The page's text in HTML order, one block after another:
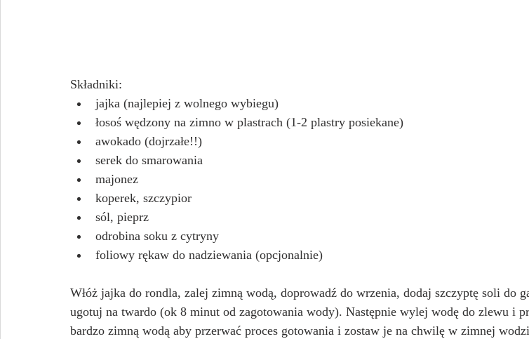
Składniki:
jajka (najlepiej z wolnego wybiegu)
łosoś wędzony na zimno w plastrach (1-2 plastry posiekane)
awokado (dojrzałe!!)
serek do smarowania
majonez
koperek, szczypior
sól, pieprz
odrobina soku z cytryny
foliowy rękaw do nadziewania (opcjonalnie)
Włóż jajka do rondla, zalej zimną wodą, doprowadź do wrzenia, dodaj szczyptę soli do
ugotuj na twardo (ok 8 minut od zagotowania wody). Następnie wylej wodę do zlewu i
bardzo zimną wodą aby przerwać proces gotowania i zostaw je na chwilę w zimnej